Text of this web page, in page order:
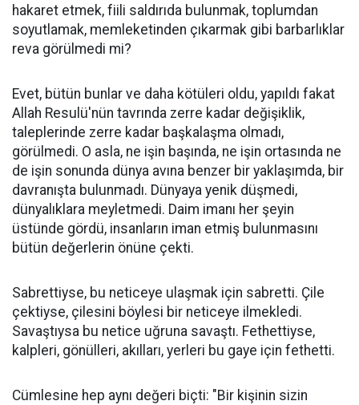
hakaret etmek, fiili saldırıda bulunmak, toplumdan
soyutlamak, memleketinden çıkarmak gibi barbarlıklar
reva görülmedi mi?
Evet, bütün bunlar ve daha kötüleri oldu, yapıldı fakat
Allah Resulü'nün tavrında zerre kadar değişiklik,
taleplerinde zerre kadar başkalaşma olmadı,
görülmedi. O asla, ne işin başında, ne işin ortasında ne
de işin sonunda dünya avına benzer bir yaklaşımda, bir
davranışta bulunmadı. Dünyaya yenik düşmedi,
dünyalıklara meyletmedi. Daim imanı her şeyin
üstünde gördü, insanların iman etmiş bulunmasını
bütün değerlerin önüne çekti.
Sabrettiyse, bu neticeye ulaşmak için sabretti. Çile
çektiyse, çilesini böylesi bir neticeye ilmekledi.
Savaştıysa bu netice uğruna savaştı. Fethettiyse,
kalpleri, gönülleri, akılları, yerleri bu gaye için fethetti.
Cümlesine hep aynı değeri biçti: "Bir kişinin sizin